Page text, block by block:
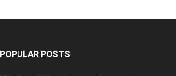
POPULAR POSTS